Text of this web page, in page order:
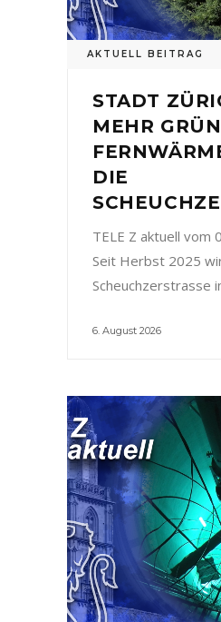
AKTUELL BEITRAG
STADT
MEHR
DIE
TELE Z aktuell vom
Seit Herbst 2025
Scheuchzerstrasse
6. August 2026